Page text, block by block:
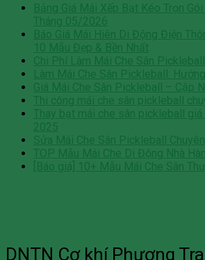
Bảng Giá Mái Xếp Bạt Kéo Trọn
Tháng 05/2026
Báo Giá Mái Hiên Di Động Điện
10 Mẫu Đẹp & Bền Nhất
Chi Phí Làm Mái Che Sân
Làm Mái Che Sân Pickleball:
Giá Mái Che Sân Pickleball – Cập
Thi công mái che sân pickleball
Thay bạt mái che sân pickleball giá
2025
Sửa Mái Che Sân Pickleball
TOP Mẫu Mái Che Di Động Nhà
[Báo giá] 10+ Mẫu Mái Che Sân
DNTN Cơ khí Phương